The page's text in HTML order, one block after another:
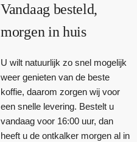
Vandaag besteld,
morgen in huis
U wilt natuurlijk zo snel mogelijk
weer genieten van de beste
koffie, daarom zorgen wij voor
een snelle levering. Bestelt u
vandaag voor 16:00 uur, dan
heeft u de ontkalker morgen al in